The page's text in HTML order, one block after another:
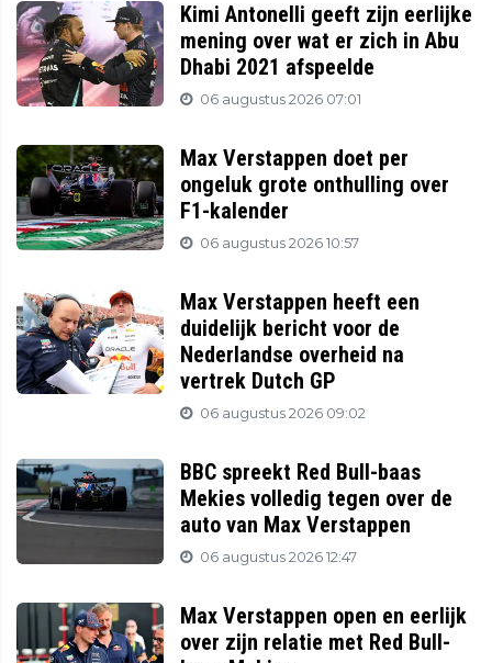
Kimi Antonelli geeft zijn eerlijke
mening over wat er zich in Abu
Dhabi 2021 afspeelde
06 augustus 2026 07:01
Max Verstappen doet per
ongeluk grote onthulling over
F1-kalender
06 augustus 2026 10:57
Max Verstappen heeft een
duidelijk bericht voor de
Nederlandse overheid na
vertrek Dutch GP
06 augustus 2026 09:02
BBC spreekt Red Bull-baas
Mekies volledig tegen over de
auto van Max Verstappen
06 augustus 2026 12:47
Max Verstappen open en eerlijk
over zijn relatie met Red Bull-